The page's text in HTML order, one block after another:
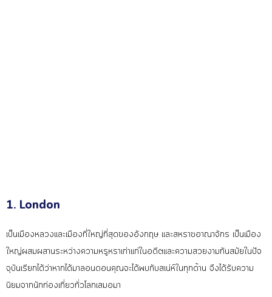
1. London
เป็นเมืองหลวงและเมืองที่ใหญ่ที่สุดของอังกฤษ และสหราชอาณาจักร เป็นเมือง
ใหญ่ผสมผสานระหว่างความหรูหราเก่าแก่ในอดีตและความสวยงามทันสมัยในปัจ
จุบันเรียกได้ว่าหากได้มาลอนดอนคุณจะได้พบกับสเน่ห์ในทุกด้าน จึงได้รับความ
นิยมจากนักท่องเที่ยวทั่วโลกเสมอมา